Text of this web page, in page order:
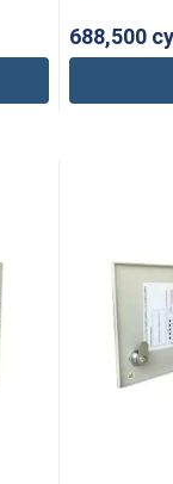
688,500